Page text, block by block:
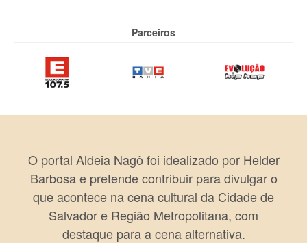
Parceiros
O portal Aldeia Nagô foi idealizado por Helder
Barbosa e pretende contribuir para divulgar o
que acontece na cena cultural da Cidade de
Salvador e Região Metropolitana, com
destaque para a cena alternativa.